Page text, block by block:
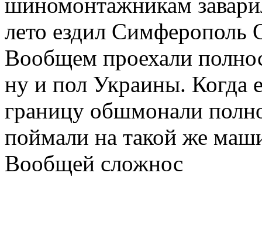
лето ездил Симферополь
Вообщем проехали
ну и пол Украины. Когда
границу обшмонали
поймали на такой же
Вообщей сложнос